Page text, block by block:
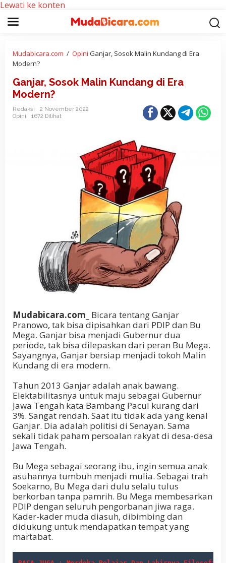
Lewati ke konten
Mudabicara.com / Opini Ganjar, Sosok Malin Kundang di Era
Modern?
Ganjar, Sosok Malin Kundang di Era
Modern?
Redaksi
2 November 2022
Opini
1672 Dilihat
Mudabicara.com_ Bicara tentang Ganjar
Pranowo, tak bisa dipisahkan dari PDIP dan Bu
Mega. Ganjar bisa menjadi Gubernur dua
periode, tak bisa dilepaskan dari peran Bu Mega.
Sayangnya, Ganjar bersiap menjadi tokoh Malin
Kundang di era modern.
Tahun 2013 Ganjar adalah anak bawang.
Elektabilitasnya untuk maju sebagai Gubernur
Jawa Tengah kata Bambang Pacul kurang dari
3%. Sangat rendah. Saat itu tidak ada yang kenal
Ganjar. Dia adalah politisi di Senayan. Sama
sekali tidak paham persoalan rakyat di desa-desa
Jawa Tengah.
Bu Mega sebagai seorang ibu, ingin semua anak
asuhannya tumbuh menjadi mulia. Sebagai trah
Soekarno, Bu Mega dari dulu selalu tulus
berkorban tanpa pamrih. Bu Mega membesarkan
PDIP dengan seluruh pengorbanan jiwa raga.
Kader-kader muda diasuh, dibimbing dan
didukung untuk mendapatkan tempat yang
martabat.